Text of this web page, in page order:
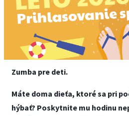
Zumba pre deti.
Máte doma dieťa, ktoré sa pri
hýbať? Poskytnite mu hodinu